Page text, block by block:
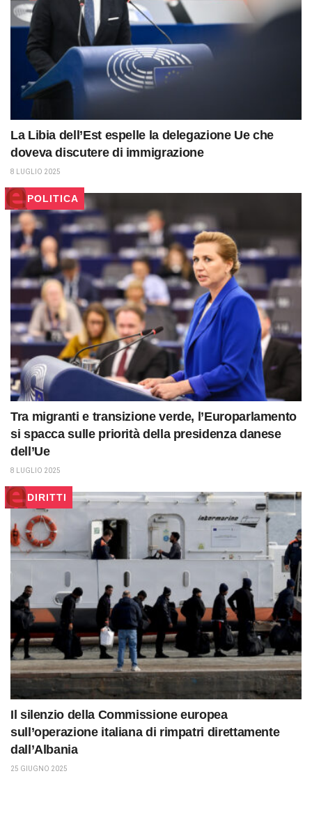
La Libia dell’Est espelle la delegazione Ue che
doveva discutere di immigrazione
8 LUGLIO 2025
POLITICA
Tra migranti e transizione verde, l’Europarlamento
si spacca sulle priorità della presidenza danese
dell’Ue
8 LUGLIO 2025
DIRITTI
Il silenzio della Commissione europea
sull’operazione italiana di rimpatri direttamente
dall’Albania
25 GIUGNO 2025